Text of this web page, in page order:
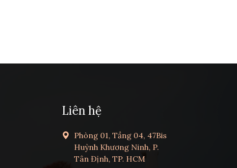
Liên hệ
Phòng 01, Tầng 04, 47Bis
Huỳnh Khương Ninh, P.
Tân Định, TP. HCM